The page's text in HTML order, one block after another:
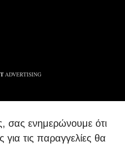
ADVERTISING
σας ενημερώνουμε ότι
για τις παραγγελίες θα